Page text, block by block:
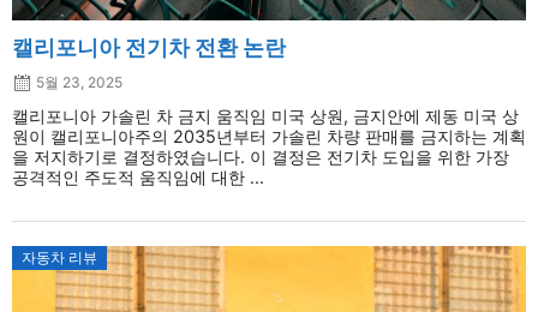
캘리포니아 전기차 전환 논란
5월 23, 2025
캘리포니아 가솔린 차 금지 움직임 미국 상원, 금지안에 제동 미국 상
원이 캘리포니아주의 2035년부터 가솔린 차량 판매를 금지하는 계획
을 저지하기로 결정하였습니다. 이 결정은 전기차 도입을 위한 가장
공격적인 주도적 움직임에 대한 ...
자동차 리뷰